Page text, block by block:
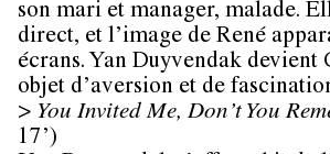
son mari et manager, malade.
direct, et l’image de René
écrans. Yan Duyvendak devient
objet d’aversion et de
> You Invited Me, Don’t You
17’)